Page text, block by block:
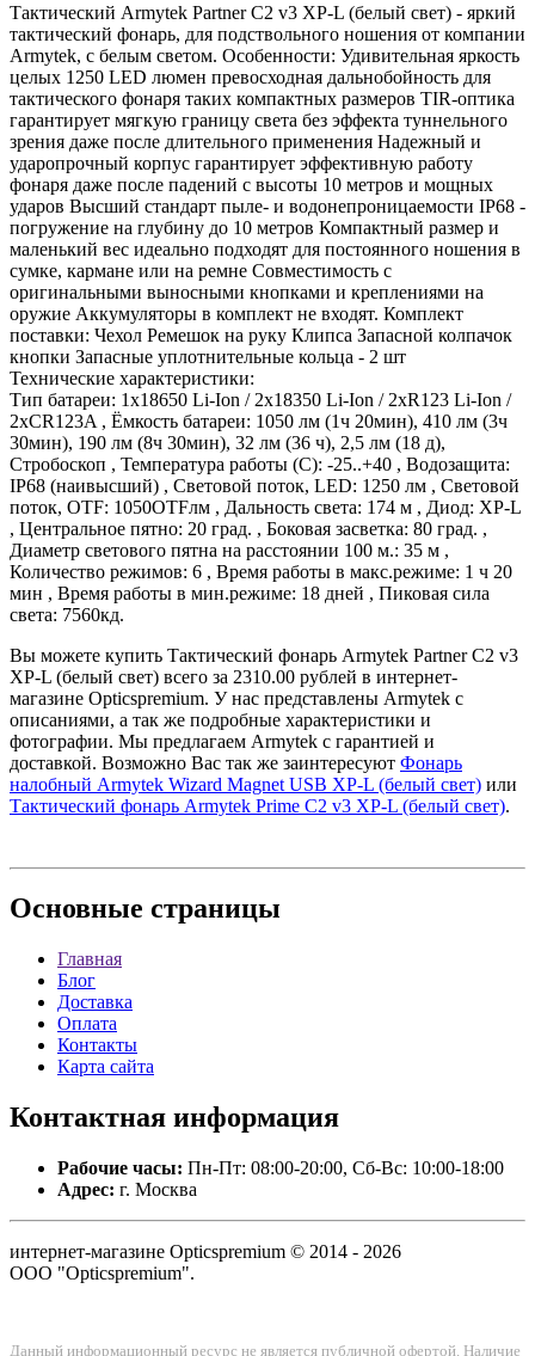
Тактический Armytek Partner C2 v3 XP-L (белый свет) - яркий
тактический фонарь, для подствольного ношения от компании
Armytek, с белым светом. Особенности: Удивительная яркость
целых 1250 LED люмен превосходная дальнобойность для
тактического фонаря таких компактных размеров TIR-оптика
гарантирует мягкую границу света без эффекта туннельного
зрения даже после длительного применения Надежный и
ударопрочный корпус гарантирует эффективную работу
фонаря даже после падений с высоты 10 метров и мощных
ударов Высший стандарт пыле- и водонепроницаемости IP68 -
погружение на глубину до 10 метров Компактный размер и
маленький вес идеально подходят для постоянного ношения в
сумке, кармане или на ремне Совместимость с
оригинальными выносными кнопками и креплениями на
оружие Аккумуляторы в комплект не входят. Комплект
поставки: Чехол Ремешок на руку Клипса Запасной колпачок
кнопки Запасные уплотнительные кольца - 2 шт
Технические характеристики:
Тип батареи: 1x18650 Li-Ion / 2x18350 Li-Ion / 2xR123 Li-Ion /
2xCR123A , Ёмкость батареи: 1050 лм (1ч 20мин), 410 лм (3ч
30мин), 190 лм (8ч 30мин), 32 лм (36 ч), 2,5 лм (18 д),
Стробоскоп , Температура работы (С): -25..+40 , Водозащита:
IP68 (наивысший) , Световой поток, LED: 1250 лм , Световой
поток, OTF: 1050OTFлм , Дальность света: 174 м , Диод: XP-L
, Центральное пятно: 20 град. , Боковая засветка: 80 град. ,
Диаметр светового пятна на расстоянии 100 м.: 35 м ,
Количество режимов: 6 , Время работы в макс.режиме: 1 ч 20
мин , Время работы в мин.режиме: 18 дней , Пиковая сила
света: 7560кд.
Вы можете купить Тактический фонарь Armytek Partner C2 v3
XP-L (белый свет) всего за 2310.00 рублей в интернет-
магазине Opticspremium. У нас представлены Armytek с
описаниями, а так же подробные характеристики и
фотографии. Мы предлагаем Armytek с гарантией и
доставкой. Возможно Вас так же заинтересуют Фонарь
налобный Armytek Wizard Magnet USB XP-L (белый свет) или
Тактический фонарь Armytek Prime C2 v3 XP-L (белый свет).
Основные страницы
Главная
Блог
Доставка
Оплата
Контакты
Карта сайта
Контактная информация
Рабочие часы: Пн-Пт: 08:00-20:00, Сб-Вс: 10:00-18:00
Адрес: г. Москва
интернет-магазине Opticspremium © 2014 - 2026
ООО "Opticspremium".
Данный информационный ресурс не является публичной офертой. Наличие